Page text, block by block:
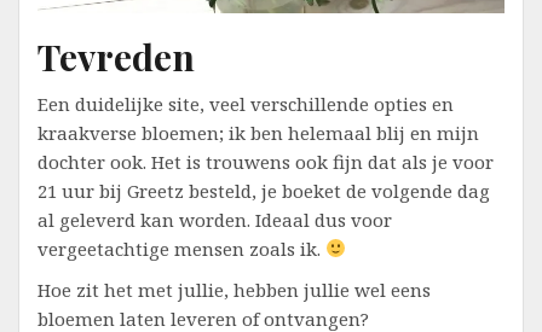
Tevreden
Een duidelijke site, veel verschillende opties en
kraakverse bloemen; ik ben helemaal blij en mijn
dochter ook. Het is trouwens ook fijn dat als je voor
21 uur bij Greetz besteld, je boeket de volgende dag
al geleverd kan worden. Ideaal dus voor
vergeetachtige mensen zoals ik.
Hoe zit het met jullie, hebben jullie wel eens
bloemen laten leveren of ontvangen?